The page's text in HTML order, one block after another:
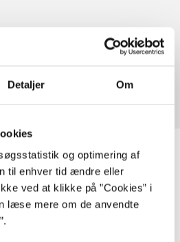
Detaljer Om
og optimering af
til enhver tid ændre eller
ved at klikke på ”Cookies” i
læse mere om de anvendte
emner
fordelt på udgivelser